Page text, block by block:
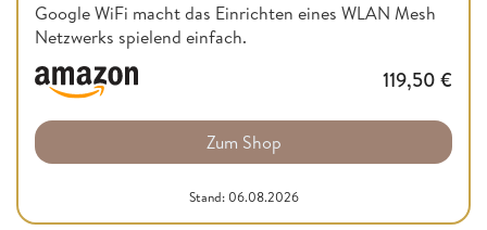
Google WiFi macht das Einrichten eines WLAN Mesh
Netzwerks spielend einfach.
119,50 €
Zum Shop
Stand: 06.08.2026